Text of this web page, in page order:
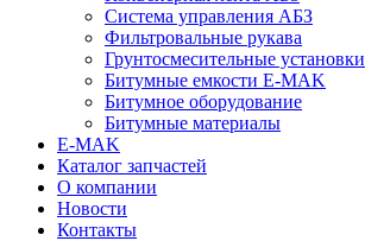
Система управления АБЗ
Фильтровальные рукава
Грунтосмесительные установки
Битумные емкости E-MAK
Битумное оборудование
Битумные материалы
E-MAK
Каталог запчастей
О компании
Новости
Контакты